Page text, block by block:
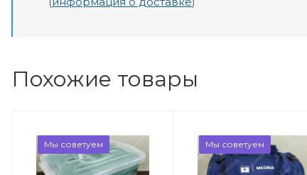
Похожие товары
Мы советуем Мы советуем